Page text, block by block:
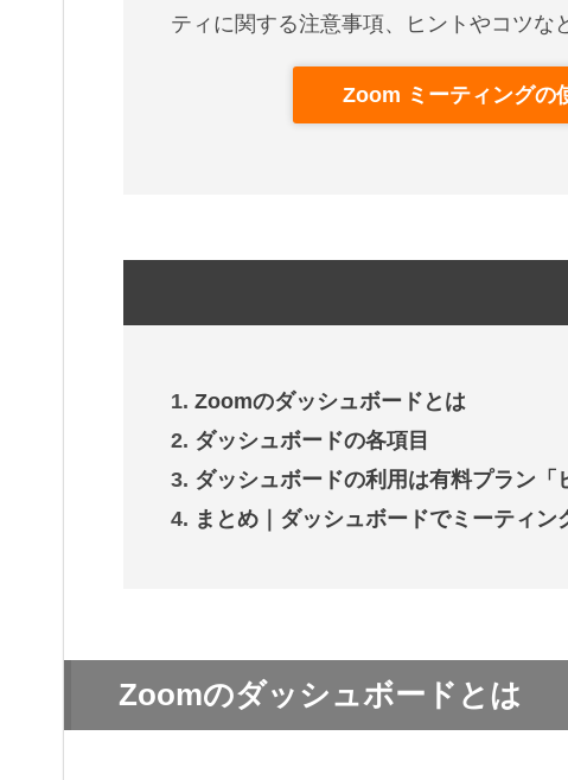
ティに関する注意事項、ヒントやコツな
Zoom ミーティングの
Zoomのダッシュボードとは
ダッシュボードの各項目
ダッシュボードの利用は有料プラン
まとめ｜ダッシュボードでミーティン
Zoomのダッシュボードとは